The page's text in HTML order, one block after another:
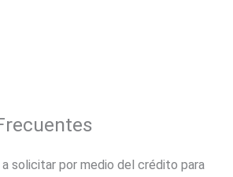
a solicitar por medio del crédito para